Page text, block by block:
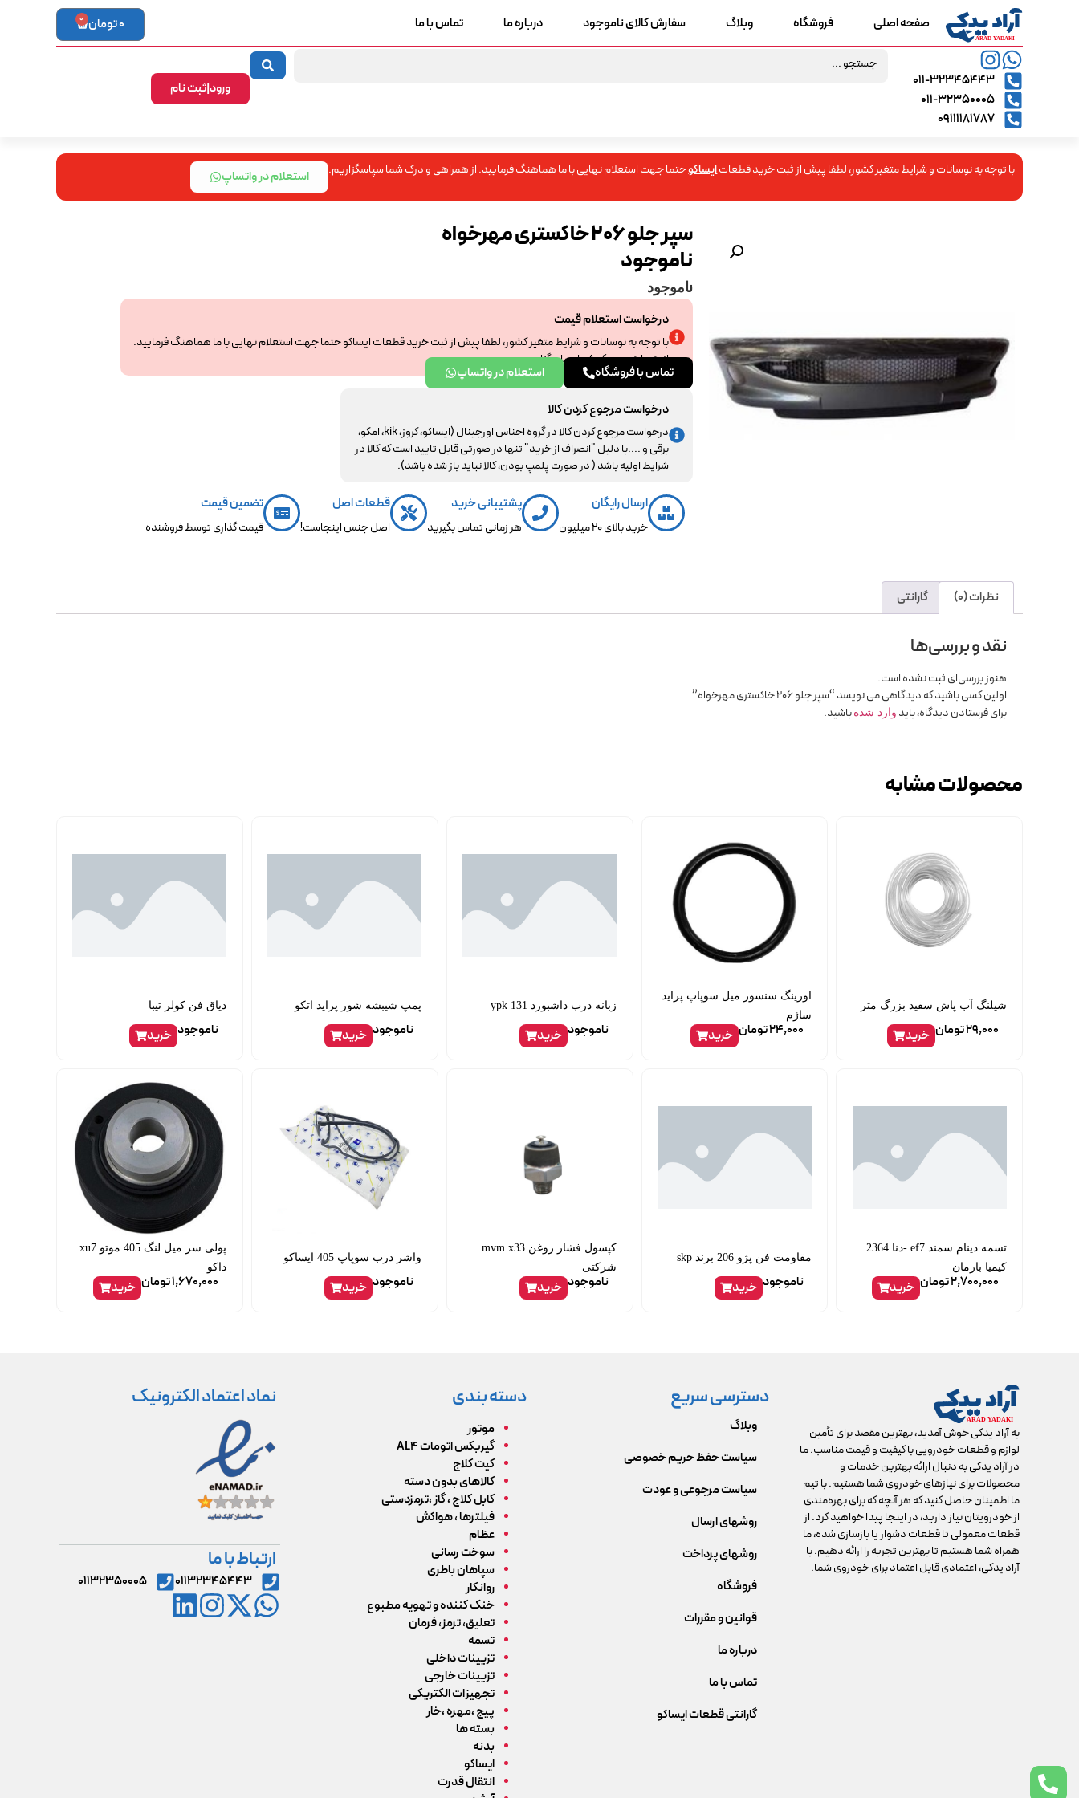
۰۱۱-۳۲۳۴۵۴۴۳
۰۱۱-۳۲۳۵۰۰۰۵
09111181787
ورود|ثبت نام
صفحه اصلی فروشگاه وبلاگ سفارش کالای ناموجود درباره ما تماس با ما 0تومان 0
با توجه به نوسانات و شرایط متغیر کشور، لطفا پیش از ثبت خرید قطعاتایساکوحتما جهت استعلام نهایی با ما هماهنگ فرمایید. از همراهی و درک شما سپاسگزاریم. استعلام در واتساپ
سپر جلو 206 خاکستری مهرخواه
ناموجود
ناموجود
درخواست استعلام قیمت
با توجه به نوسانات و شرایط متغیر کشور، لطفا پیش از ثبت خرید قطعات ایساکو حتما جهت استعلام نهایی با ما هماهنگ فرمایید.
از همراهی و درک شما سپاسگزاریم.
تماس با فروشگاه
استعلام در واتساپ
درخواست مرجوع کردن کالا
درخواست مرجوع کردن کالا در گروه اجناس اورجینال (ایساکو، کروز، kik، امکو،
برقی و ....با دلیل "انصراف از خرید" تنها در صورتی قابل تایید است که کالا در
شرایط اولیه باشد ( در صورت پلمپ بودن، کالا نباید باز شده باشد).
ارسال رایگان
خرید بالای 20 میلیون
پشتیبانی خرید
هر زمانی تماس بگیرید
قطعات اصل
اصل جنس اینجاست!
تضمین قیمت
قیمت گذاری توسط فروشنده
نظرات (0) گارانتی
نقد و بررسی‌ها
هنوز بررسی‌ای ثبت نشده است.
اولین کسی باشید که دیدگاهی می نویسد “سپر جلو 206 خاکستری مهرخواه”
برای فرستادن دیدگاه، باید وارد شده باشید.
محصولات مشابه
شیلنگ آب پاش سفید بزرگ متر
29,000تومان خرید
اورینگ سنسور میل سوپاپ پراید
ساژم
24,000تومان خرید
زبانه درب داشبورد 131 ypk
ناموجود خرید
پمپ شیبشه شور پراید اتکو
ناموجود خرید
دیاق فن کولر تیبا
ناموجود خرید
تسمه دینام سمند ef7 -دنا 2364
کیمیا بارمان
2,700,000تومان خرید
مقاومت فن پژو 206 برند skp
ناموجود خرید
کپسول فشار روغن mvm x33
شرکتی
ناموجود خرید
واشر درب سوپاپ 405 ایساکو
ناموجود خرید
پولی سر میل لنگ 405 موتو xu7
داکو
1,670,000تومان خرید
به آراد یدکی خوش آمدید، بهترین مقصد برای تأمین
لوازم و قطعات خودرویی با کیفیت و قیمت مناسب. ما
در آراد یدکی به دنبال ارائه بهترین خدمات و
محصولات برای نیازهای خودروی شما هستیم. با تیم
ما اطمینان حاصل کنید که هر آنچه که برای بهره‌مندی
از خودرویتان نیاز دارید، در اینجا پیدا خواهید کرد. از
قطعات معمولی تا قطعات دشوار یا بازسازی شده، ما
همراه شما هستیم تا بهترین تجربه را ارائه دهیم. با
آراد یدکی، اعتمادی قابل اعتماد برای خودروی شما.
دسترسی سریع
وبلاگ
سیاست حفظ حریم خصوصی
سیاست مرجوعی و عودت
روشهای ارسال
روشهای پرداخت
فروشگاه
قوانین و مقررات
درباره ما
تماس با ما
گارانتی قطعات ایساکو
دسته بندی
موتور
گیربکس اتومات AL4
کیت کلاج
کالاهای بدون دسته
کابل کلاج ، گاز ،ترمزدستی
فیلترها ، هواکش
عظام
سوخت رسانی
سپاهان باطری
روانکار
خنک کننده و تهویه مطبوع
تعلیق، ترمز، فرمان
تسمه
تزیینات داخلی
تزیینات خارجی
تجهیزات الکتریکی
پیچ ،مهره ،خار
بسته ها
بدنه
ایساکو
انتقال قدرت
نماد اعتماد الکترونیک
ارتباط با ما
۰۱۱۳۲۳۴۵۴۴۳ ۰۱۱۳۲۳۵۰۰۰۵